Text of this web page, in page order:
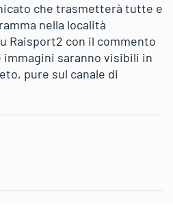
che trasmetterà tutte e
nella località
Raisport2 con il commento
immagini saranno visibili in
pure sul canale di